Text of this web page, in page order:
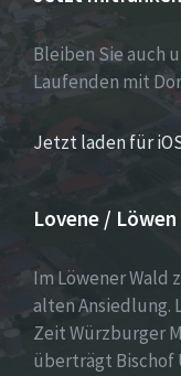
Bleiben Sie auch
Laufenden mit
Jetzt laden für
Lovene / Löwen
Im Löwener Wald
alten Ansiedlung.
Zeit Würzburger
überträgt Bischof